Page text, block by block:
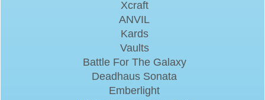
Xcraft
ANVIL
Kards
Vaults
Battle For The Galaxy
Deadhaus Sonata
Emberlight